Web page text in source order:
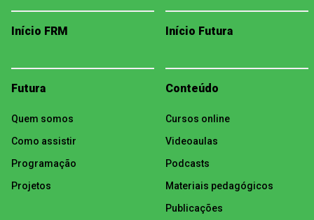
Início FRM Início Futura
Futura
Quem somos
Como assistir
Programação
Projetos
Conteúdo
Cursos online
Videoaulas
Podcasts
Materiais pedagógicos
Publicações